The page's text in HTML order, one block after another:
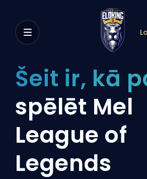
Šeit ir, kā
spēlēt Mel
League of
Legends